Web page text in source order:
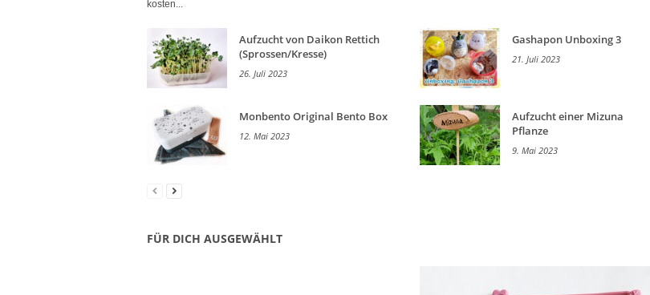
kosten...
Aufzucht von Daikon Rettich
(Sprossen/Kresse)
26. Juli 2023
Gashapon Unboxing 3
21. Juli 2023
Monbento Original Bento Box
12. Mai 2023
Aufzucht einer Mizuna
Pflanze
9. Mai 2023
FÜR DICH AUSGEWÄHLT